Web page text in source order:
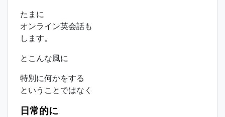
たまに
オンライン英会話も
します。
とこんな風に
特別に何かをする
ということではなく
日常的に